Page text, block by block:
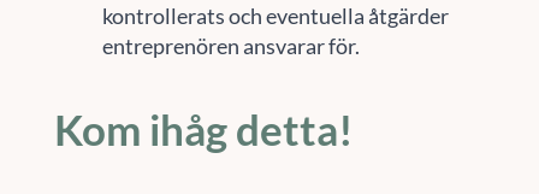
kontrollerats och eventuella åtgärder
entreprenören ansvarar för.
Kom ihåg detta!